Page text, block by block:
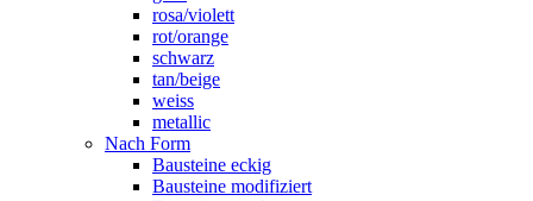
rosa/violett
rot/orange
schwarz
tan/beige
weiss
metallic
Nach Form
Bausteine eckig
Bausteine modifiziert